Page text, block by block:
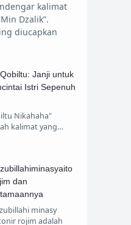
kalimat
Dzalik”.
diucapkan
Janji untuk
Istri Sepenuh
Nikahaha"
kalimat yang…
dan
minasy
rojim adalah